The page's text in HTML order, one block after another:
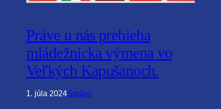
Práve u nás prebieha
mládežnícka výmena vo
Veľkých Kapušanoch.
1. júla 2024Správy